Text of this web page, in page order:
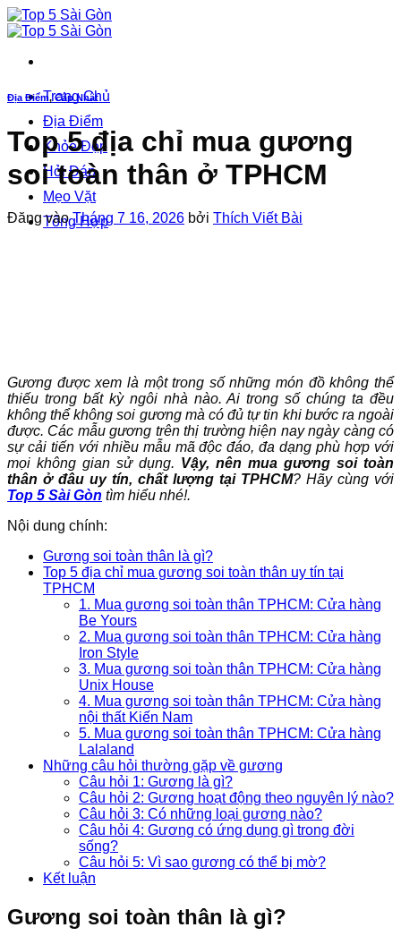
Bỏ
qua
dung
Trang Chủ
Địa Điểm
Khỏe Đẹp
Hỏi Đáp
Mẹo Vặt
Tổng Hợp
Địa Điểm,Cập Nhật
Top 5 địa chỉ mua gương
soi toàn thân ở TPHCM
Đăng vàoTháng 7 16, 2026 bởi Thích Viết Bài
Gương được xem là một trong số những món đồ không thể
thiếu trong bất kỳ ngôi nhà nào. Ai trong số chúng ta đều
không thể không soi gương mà có đủ tự tin khi bước ra ngoài
được. Các mẫu gương trên thị trường hiện nay ngày càng có
sự cải tiến với nhiều mẫu mã độc đáo, đa dạng phù hợp với
mọi không gian sử dụng. Vậy, nên mua gương soi toàn
thân ở đâu uy tín, chất lượng tại TPHCM? Hãy cùng với
Top 5 Sài Gòn tìm hiểu nhé!.
Nội dung chính:
Gương soi toàn thân là gì?
Top 5 địa chỉ mua gương soi toàn thân uy tín tại
TPHCM
1. Mua gương soi toàn thân TPHCM: Cửa hàng
Be Yours
2. Mua gương soi toàn thân TPHCM: Cửa hàng
Iron Style
3. Mua gương soi toàn thân TPHCM: Cửa hàng
Unix House
4. Mua gương soi toàn thân TPHCM: Cửa hàng
nội thất Kiến Nam
5. Mua gương soi toàn thân TPHCM: Cửa hàng
Lalaland
Những câu hỏi thường gặp về gương
Câu hỏi 1: Gương là gì?
Câu hỏi 2: Gương hoạt động theo nguyên lý nào?
Câu hỏi 3: Có những loại gương nào?
Câu hỏi 4: Gương có ứng dụng gì trong đời
sống?
Câu hỏi 5: Vì sao gương có thể bị mờ?
Kết luận
Gương soi toàn thân là gì?